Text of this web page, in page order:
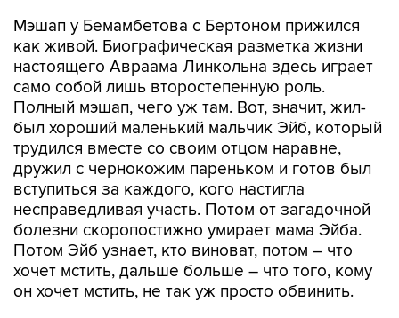
Мэшап у Бемамбетова с Бертоном прижился
как живой. Биографическая разметка жизни
настоящего Авраама Линкольна здесь играет
само собой лишь второстепенную роль.
Полный мэшап, чего уж там. Вот, значит, жил-
был хороший маленький мальчик Эйб, который
трудился вместе со своим отцом наравне,
дружил с чернокожим пареньком и готов был
вступиться за каждого, кого настигла
несправедливая участь. Потом от загадочной
болезни скоропостижно умирает мама Эйба.
Потом Эйб узнает, кто виноват, потом – что
хочет мстить, дальше больше – что того, кому
он хочет мстить, не так уж просто обвинить.